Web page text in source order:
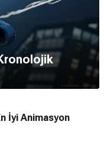
İyi Animasyon